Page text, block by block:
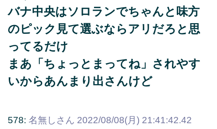
バナ中央はソロランでちゃんと味方
のピック見て選ぶならアリだろと思
ってるだけ
まあ「ちょっとまってね」されやす
いからあんまり出さんけど
578: 名無しさん 2022/08/08(月) 21:41:42.42